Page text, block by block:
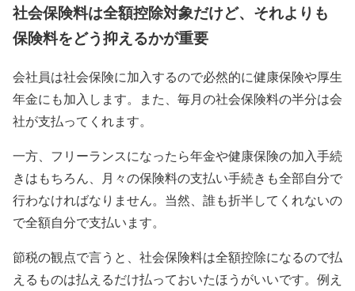
社会保険料は全額控除対象だけど、それよりも
保険料をどう抑えるかが重要
会社員は社会保険に加入するので必然的に健康保険や厚生
年金にも加入します。また、毎月の社会保険料の半分は会
社が支払ってくれます。
一方、フリーランスになったら年金や健康保険の加入手続
きはもちろん、月々の保険料の支払い手続きも全部自分で
行わなければなりません。当然、誰も折半してくれないの
で全額自分で支払います。
節税の観点で言うと、 社会保険料は全額控除になるので払
えるものは払えるだけ払っておいたほうがいいです。例え